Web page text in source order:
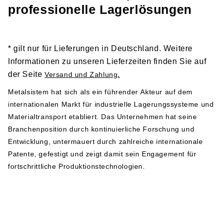
vor der Installation und Nutzung der Produkte gründlich
Sicherheitshinweis 1
Metalsistem
Viale dell’Industria 2
38068 Rovereto
Italy
Telefonnummer: +39 0464 303030
professionelle Lagerlösungen
* gilt nur für Lieferungen in Deutschland. Weitere
Informationen zu unseren Lieferzeiten finden Sie auf
der Seite Versand und Zahlung.
Metalsistem hat sich als ein führender Akteur auf dem
internationalen Markt für industrielle Lagerungssysteme und
Materialtransport etabliert. Das Unternehmen hat seine
Branchenposition durch kontinuierliche Forschung und
Entwicklung, untermauert durch zahlreiche internationale
Patente, gefestigt und zeigt damit sein Engagement für
fortschrittliche Produktionstechnologien.